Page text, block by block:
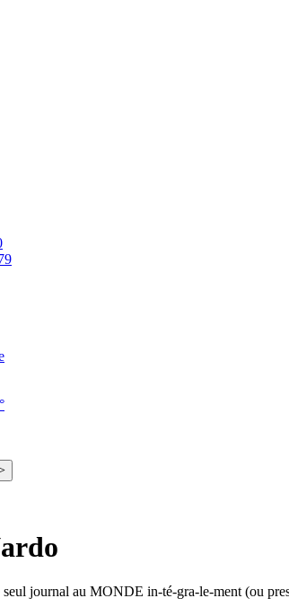
journal au MONDE in-té-gra-le-ment (ou